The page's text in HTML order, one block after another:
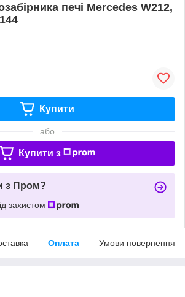
печі Mercedes W212,
Купити
або
Купити з
з Пром?
захистом
Оплата Умови повернення